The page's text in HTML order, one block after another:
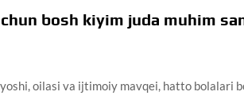
bosh kiyim juda muhim
oilasi va ijtimoiy mavqei, hatto bolalari